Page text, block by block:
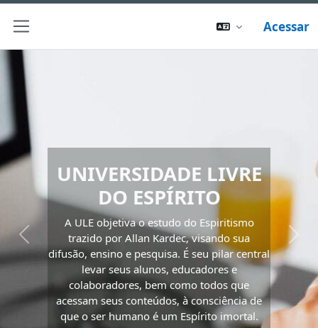
Acessar
UNIVERSIDADE LIVRE
DO ESPÍRITO
A ULE objetiva o estudo do Espiritismo
trazido por Allan Kardec, visando sua
difusão, ensino e pesquisa. É seu pilar central
levar seus alunos, educadores e
colaboradores, bem como todos que
acessam seus conteúdos, à consciência de
que o ser humano é um Espírito imortal.
Previous Next